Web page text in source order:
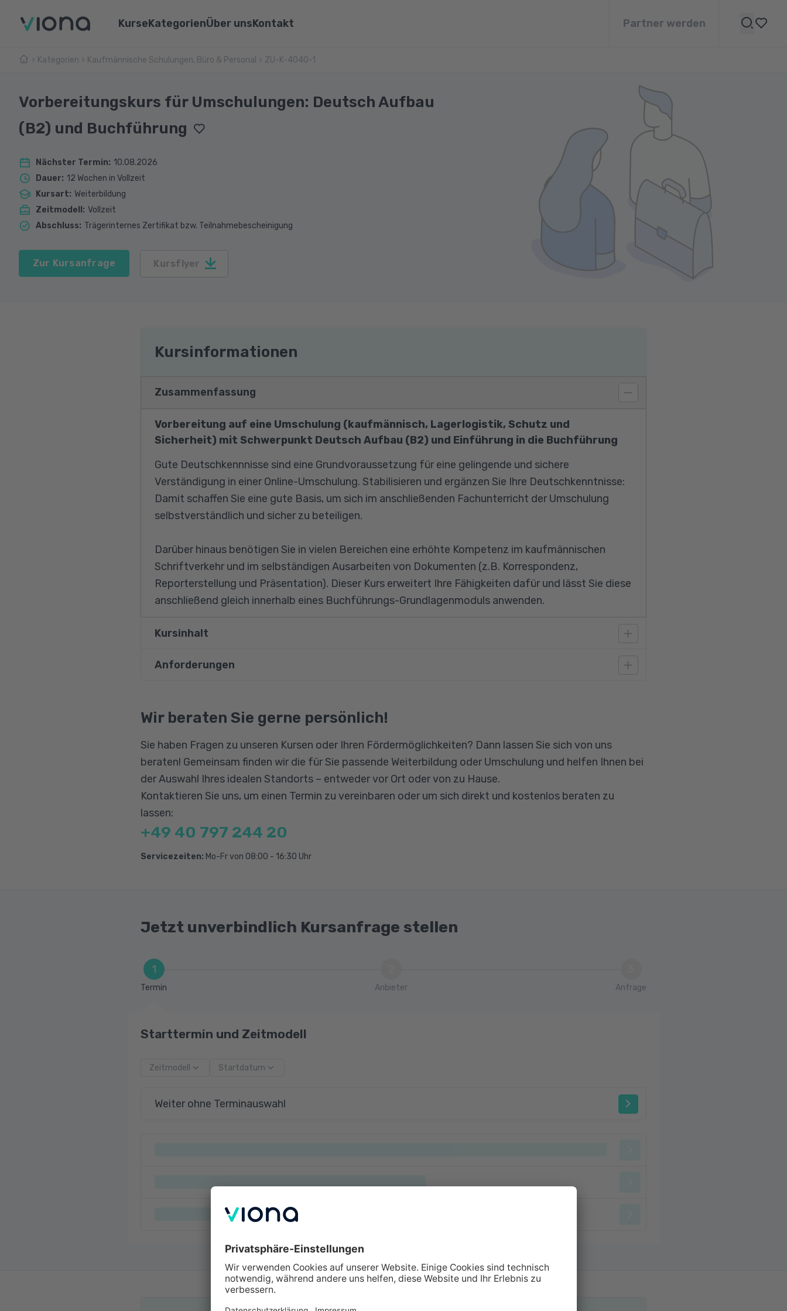
Kurse
Umschulungen
Kategorien
Pflege & Medizin Wirtschaft, Steuern & Recht
Über uns
Über Viona
Lernen mit Viona
Kontakt Partner werden
Kategorien Kaufmännische Schulungen, Büro & Personal ZU-K-4040-1
Vorbereitungskurs für Umschulungen: Deutsch Aufbau
(B2) und Buchführung
Nächster Termin: 10.08.2026
Dauer: 12 Wochen in Vollzeit
Kursart: Weiterbildung
Zeitmodell : Vollzeit
Abschluss: Trägerinternes Zertifikat bzw. Teilnahmebescheinigung
Zur Kursanfrage Kursflyer
Kursinformationen
Zusammenfassung
Vorbereitung auf eine Umschulung (kaufmännisch, Lagerlogistik, Schutz und
Sicherheit) mit Schwerpunkt Deutsch Aufbau (B2) und Einführung in die Buchführung
Gute Deutschkennnisse sind eine Grundvoraussetzung für eine gelingende und sichere
Verständigung in einer Online-Umschulung. Stabilisieren und ergänzen Sie Ihre Deutschkenntnisse:
Damit schaffen Sie eine gute Basis, um sich im anschließenden Fachunterricht der Umschulung
selbstverständlich und sicher zu beteiligen.
Darüber hinaus benötigen Sie in vielen Bereichen eine erhöhte Kompetenz im kaufmännischen
Schriftverkehr und im selbständigen Ausarbeiten von Dokumenten (z.B. Korrespondenz,
Reporterstellung und Präsentation). Dieser Kurs erweitert Ihre Fähigkeiten dafür und lässt Sie diese
anschließend gleich innerhalb eines Buchführungs-Grundlagenmoduls anwenden.
Kursinhalt
Deutsche Grammatik, Wortschatz-Aufbau
Ausbau der Hör- und Leseverständniskompetenz
Kaufmännisches Rechnen
Die Teilbereiche des betrieblichen Rechnungswesens
Aufgaben und gesetzliche Vorschriften der Buchführung
Die Konten, Buchungssätze und Buchungsverfahren
Preisgestaltung
Anforderungen
Umgang mit dem PC und MS Office
Wir beraten Sie gerne persönlich!
Sie haben Fragen zu unseren Kursen oder Ihren Fördermöglichkeiten? Dann lassen Sie sich von uns
beraten! Gemeinsam finden wir die für Sie passende Weiterbildung oder Umschulung und helfen Ihnen bei
der Auswahl Ihres idealen Standorts – entweder vor Ort oder von zu Hause.
Kontaktieren Sie uns, um einen Termin zu vereinbaren oder um sich direkt und kostenlos beraten zu
lassen:
+49 40 797 244 20
Servicezeiten: Mo-Fr von 08:00 - 16:30 Uhr
Jetzt unverbindlich Kursanfrage stellen
1
Termin Anbieter Anfrage
Starttermin und Zeitmodell
Zeitmodell Startdatum
Weiter ohne Terminauswahl